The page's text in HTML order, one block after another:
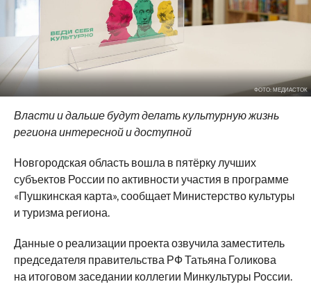
ФОТО: МЕДИАСТОК
Власти и дальше будут делать культурную жизнь
региона интересной и доступной
Новгородская область вошла в пятёрку лучших
субъектов России по активности участия в программе
«Пушкинская карта», сообщает Министерство культуры
и туризма региона.
Данные о реализации проекта озвучила заместитель
председателя правительства РФ Татьяна Голикова
на итоговом заседании коллегии Минкультуры России.